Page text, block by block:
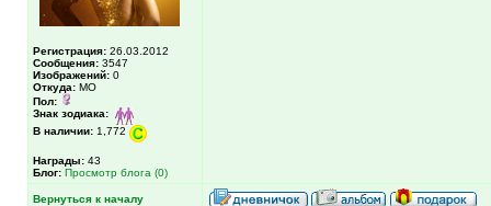
Регистрация: 26.03.2012
Сообщения: 3547
Изображений: 0
Откуда: МО
Пол:
Знак зодиака:
В наличии: 1,772
Награды: 43
Блог: Просмотр блога (0)
Вернуться к началу